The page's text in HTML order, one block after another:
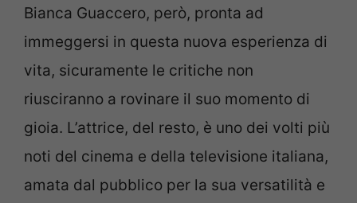
Bianca Guaccero, però, pronta ad
immeggersi in questa nuova esperienza di
vita, sicuramente le critiche non
riusciranno a rovinare il suo momento di
gioia. L’attrice, del resto, è uno dei volti più
noti del cinema e della televisione italiana,
amata dal pubblico per la sua versatilità e